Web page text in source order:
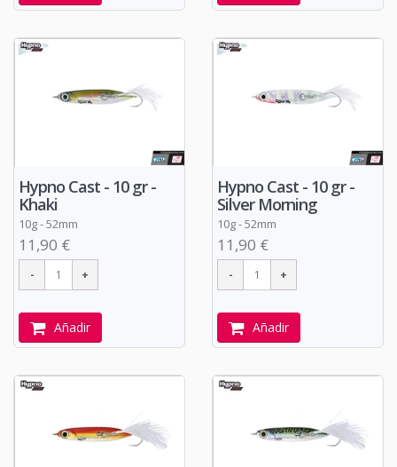
Hypno Cast - 10 gr -
Khaki
10g - 52mm
11,90 €
Añadir
Hypno Cast - 10 gr -
Silver Morning
10g - 52mm
11,90 €
Añadir